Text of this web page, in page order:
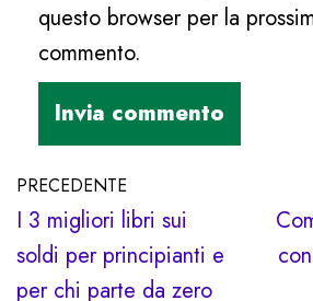
questo browser per la
commento.
PRECEDENTE
I 3 migliori libri sui
soldi per principianti e
per chi parte da zero